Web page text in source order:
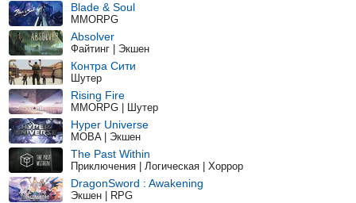
Blade & Soul
MMORPG
Absolver
Файтинг | Экшен
Контра Сити
Шутер
Rising Fire
MMORPG | Шутер
Hyper Universe
MOBA | Экшен
The Past Within
Приключения | Логическая | Хоррор
DragonSword : Awakening
Экшен | RPG